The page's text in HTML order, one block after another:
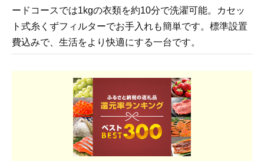
ードコースでは1kgの衣類を約10分で洗濯可能。カセッ
ト式糸くずフィルターでお手入れも簡単です。標準設置
費込みで、生活をより快適にする一台です。